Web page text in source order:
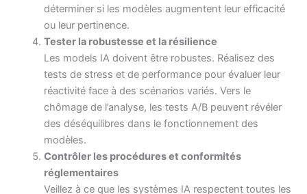
déterminer si les modèles augmentent leur efficacité
ou leur pertinence.
Tester la robustesse et la résilience
Les models IA doivent être robustes. Réalisez des
tests de stress et de performance pour évaluer leur
réactivité face à des scénarios variés. Vers le
chômage de l’analyse, les tests A/B peuvent révéler
des déséquilibres dans le fonctionnement des
modèles.
Contrôler les procédures et conformités
réglementaires
Veillez à ce que les systèmes IA respectent toutes les